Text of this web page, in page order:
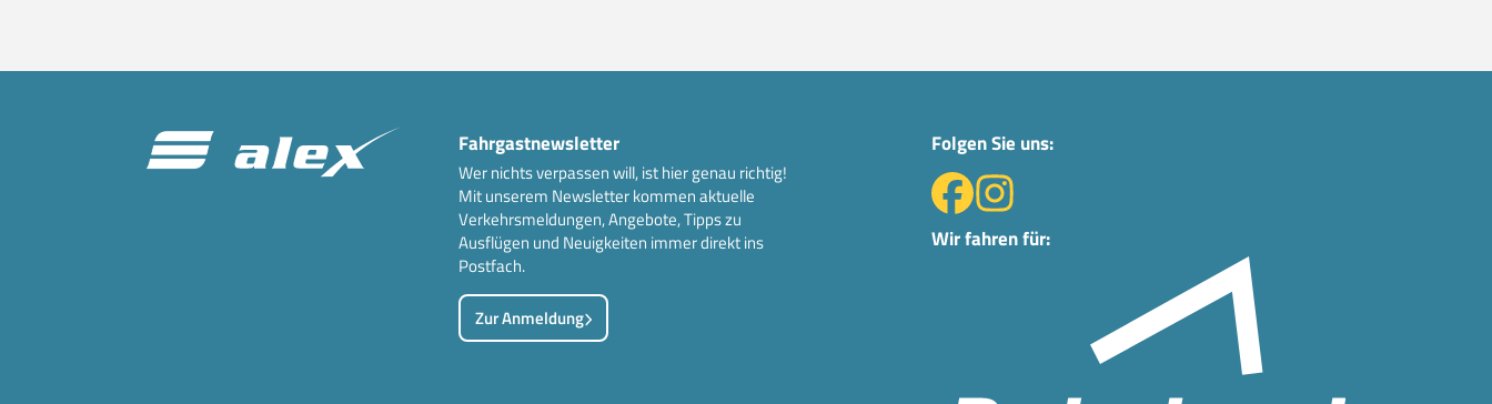
Fahrgastnewsletter
Wer nichts verpassen will, ist hier genau richtig!
Mit unserem Newsletter kommen aktuelle
Verkehrsmeldungen, Angebote, Tipps zu
Ausflügen und Neuigkeiten immer direkt ins
Postfach.
Zur Anmeldung
Folgen Sie uns:
Wir fahren für: